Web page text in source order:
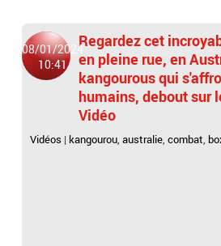
08/01/2024
10:41
Regardez cet
en pleine rue, en
kangourous qui
humains, debout sur
Vidéo
Vidéos | kangourou,australie,combat,